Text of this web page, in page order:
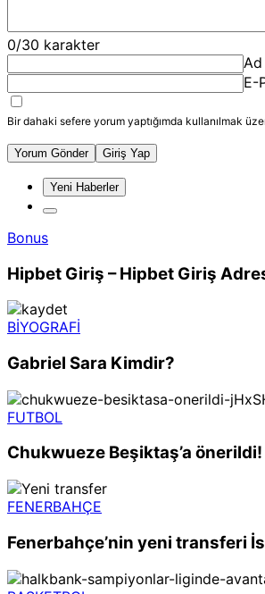
0/30 karakter
Ad
E-
Bir dahaki sefere yorum yaptığımda kullanılmak
Yorum Gönder Giriş Yap
Yeni Haberler
Bonus
Hipbet Giriş – Hipbet Giriş
BİYOGRAFİ
Gabriel Sara Kimdir?
FUTBOL
Chukwueze Beşiktaş’a önerildi!
FENERBAHÇE
Fenerbahçe’nin yeni transferi